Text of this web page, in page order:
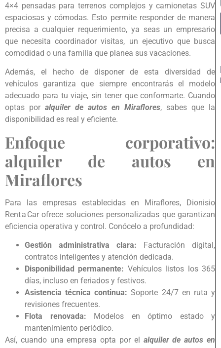
4×4 pensadas para terrenos complejos y camionetas SUV
espaciosas y cómodas. Esto permite responder de manera
precisa a cualquier requerimiento, ya seas un empresario
que necesita coordinador visitas, un ejecutivo que busca
comodidad o una familia que planea sus vacaciones.
Además, el hecho de disponer de esta diversidad de
vehículos garantiza que siempre encontrarás el modelo
adecuado para tu viaje, sin tener que conformarte. Cuando
optas por alquiler de autos en Miraflores, sabes que la
disponibilidad es real y eficiente.
Enfoque corporativo:
alquiler de autos en
Miraflores
Para las empresas establecidas en Miraflores, Dionisio
Rent a Car ofrece soluciones personalizadas que garantizan
eficiencia operativa y control. Conócelo a profundidad:
Gestión administrativa clara: Facturación digital,
contratos inteligentes y atención dedicada.
Disponibilidad permanente: Vehículos listos los 365
días, incluso en feriados y festivos.
Asistencia técnica continua: Soporte 24/7 en ruta y
revisiones frecuentes.
Flota renovada: Modelos en óptimo estado y
mantenimiento periódico.
Así, cuando una empresa opta por el alquiler de autos en